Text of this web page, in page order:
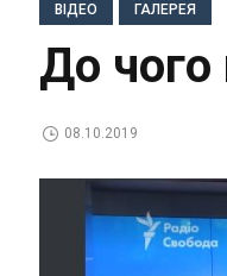
ВІДЕО ГАЛЕРЕЯ
До чого
08.10.2019